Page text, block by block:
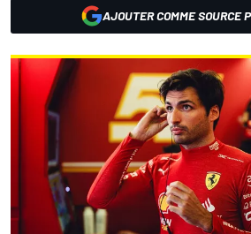
AJOUTER COMME SOURCE